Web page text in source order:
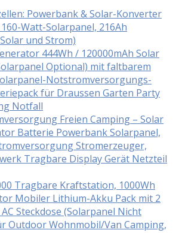
Powerbank & Solar-Konverter
Watt-Solarpanel, 216Ah
und Strom)
444Wh / 120000mAh Solar
Optional) mit faltbarem
Notstromversorgungs-
für Draussen Garten Party
Notfall
Freien Camping – Solar
Batterie Powerbank Solarpanel,
Stromerzeuger,
Tragbare Display Gerät Netzteil
Tragbare Kraftstation, 1000Wh
Mobiler Lithium-Akku Pack mit 2
Steckdose (Solarpanel Nicht
Outdoor Wohnmobil/Van Camping,